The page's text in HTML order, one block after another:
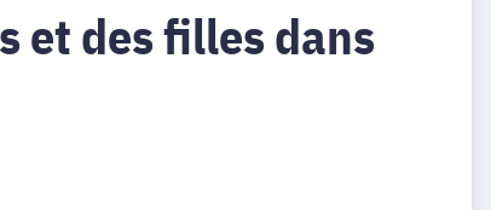
et des filles dans